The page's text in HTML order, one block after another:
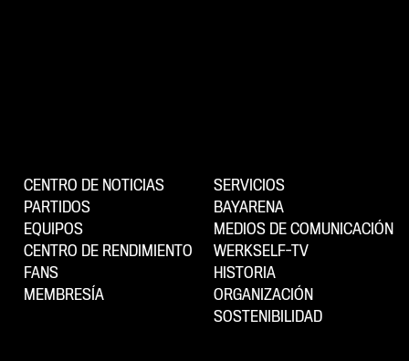
CENTRO DE NOTICIAS
PARTIDOS
EQUIPOS
CENTRO DE RENDIMIENTO
FANS
MEMBRESÍA
SERVICIOS
BAYARENA
MEDIOS DE COMUNICACIÓN
WERKSELF-TV
HISTORIA
ORGANIZACIÓN
SOSTENIBILIDAD